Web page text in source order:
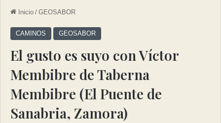
Inicio / GEOSABOR
CAMINOS GEOSABOR
El gusto es suyo con Víctor
Membibre de Taberna
Membibre (El Puente de
Sanabria, Zamora)